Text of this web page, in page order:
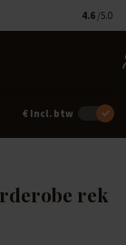
4.6 /5.0
€ Incl. btw
rek